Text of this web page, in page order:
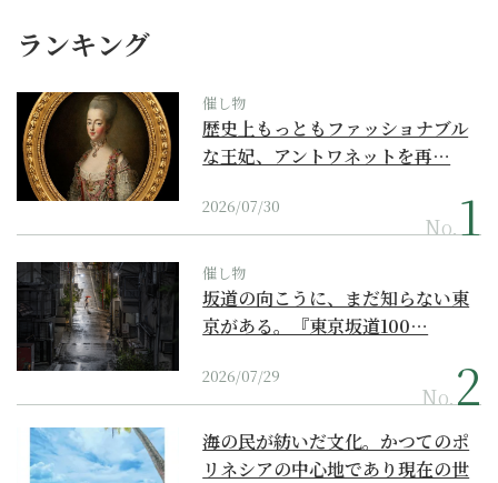
ランキング
催し物
歴史上もっともファッショナブル
な王妃、アントワネットを再…
2026/07/30
No.
催し物
坂道の向こうに、まだ知らない東
京がある。『東京坂道100…
2026/07/29
No.
海の民が紡いだ文化。かつてのポ
リネシアの中心地であり現在の世